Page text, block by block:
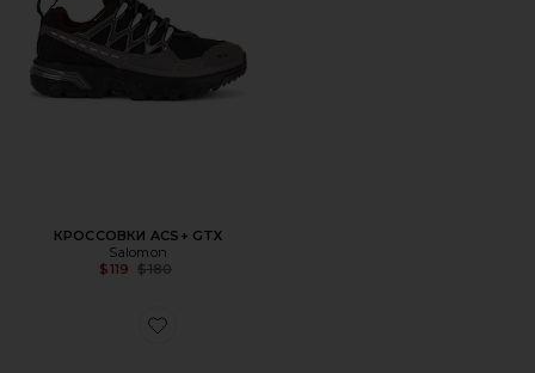
КРОССОВКИ ACS+ GTX
Salomon
$119
Previous price:
$180
Favorite КРОССОВКИ XT-WHISPER